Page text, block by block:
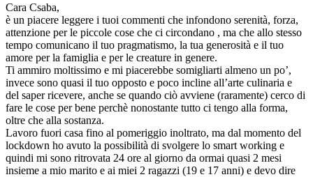
Cara Csaba,
è un piacere leggere i tuoi commenti che infondono serenità, forza,
attenzione per le piccole cose che ci circondano , ma che allo stesso
tempo comunicano il tuo pragmatismo, la tua generosità e il tuo
amore per la famiglia e per le creature in genere.
Ti ammiro moltissimo e mi piacerebbe somigliarti almeno un po’,
invece sono quasi il tuo opposto e poco incline all’arte culinaria e
del saper ricevere, anche se quando ciò avviene (raramente) cerco di
fare le cose per bene perchè nonostante tutto ci tengo alla forma,
oltre che alla sostanza.
Lavoro fuori casa fino al pomeriggio inoltrato, ma dal momento del
lockdown ho avuto la possibilità di svolgere lo smart working e
quindi mi sono ritrovata 24 ore al giorno da ormai quasi 2 mesi
insieme a mio marito e ai miei 2 ragazzi (19 e 17 anni) e devo dire